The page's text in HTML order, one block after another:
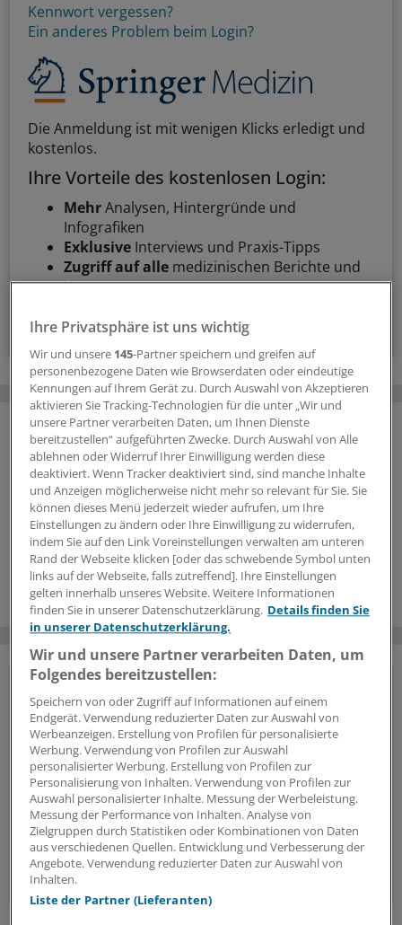
Kennwort vergessen?
Ein anderes Problem beim Login?
Die Anmeldung ist mit wenigen Klicks erledigt und
kostenlos.
Ihre Vorteile des kostenlosen Login:
MehrAnalysen, Hintergründe und
Infografiken
Exklusive Interviews und Praxis-Tipps
Zugriff auf alle medizinischen Berichte und
Kommentare
Voraussetzungen für den Zugang
Vorteile des Logins
Über unserkostenloses Loginerhalten Ärzte und
Ärztinnen sowie andere Mitarbeiter der
Gesundheitsbranche Zugriff auf mehr
Hintergründe, Interviews und Praxis-Tipps.
Jetzt anmelden »
Kostenlos registrieren »
Ihre Privatsphäre ist uns wichtig
Wir und unsere 145-Partner speichern und greifen auf
personenbezogene Daten wie Browserdaten oder eindeutige
Kennungen auf Ihrem Gerät zu. Durch Auswahl von Akzeptieren
aktivieren Sie Tracking-Technologien für die unter „Wir und
unsere Partner verarbeiten Daten, um Ihnen Dienste
bereitzustellen“ aufgeführten Zwecke. Durch Auswahl von Alle
ablehnen oder Widerruf Ihrer Einwilligung werden diese
deaktiviert. Wenn Tracker deaktiviert sind, sind manche Inhalte
und Anzeigen möglicherweise nicht mehr so relevant für Sie. Sie
können dieses Menü jederzeit wieder aufrufen, um Ihre
Einstellungen zu ändern oder Ihre Einwilligung zu widerrufen,
indem Sie auf den Link Voreinstellungen verwalten am unteren
Rand der Webseite klicken [oder das schwebende Symbol unten
links auf der Webseite, falls zutreffend]. Ihre Einstellungen
gelten innerhalb unseres Website. Weitere Informationen
finden Sie in unserer Datenschutzerklärung. Details finden Sie
in unserer Datenschutzerklärung.
Wir und unsere Partner verarbeiten Daten, um
Folgendes bereitzustellen:
Speichern von oder Zugriff auf Informationen auf einem
Endgerät. Verwendung reduzierter Daten zur Auswahl von
Werbeanzeigen. Erstellung von Profilen für personalisierte
Werbung. Verwendung von Profilen zur Auswahl
personalisierter Werbung. Erstellung von Profilen zur
Personalisierung von Inhalten. Verwendung von Profilen zur
Auswahl personalisierter Inhalte. Messung der Werbeleistung.
Messung der Performance von Inhalten. Analyse von
Zielgruppen durch Statistiken oder Kombinationen von Daten
aus verschiedenen Quellen. Entwicklung und Verbesserung der
Angebote. Verwendung reduzierter Daten zur Auswahl von
Inhalten.
Liste der Partner (Lieferanten)